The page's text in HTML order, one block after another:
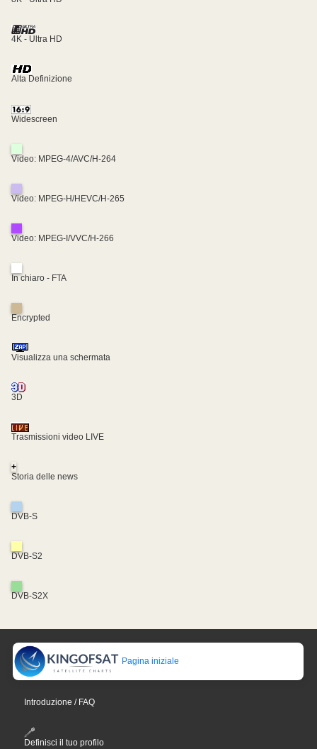
4K - Ultra HD
Alta Definizione
Widescreen
Video: MPEG-4/AVC/H-264
Video: MPEG-H/HEVC/H-265
Video: MPEG-I/VVC/H-266
In chiaro - FTA
Encrypted
Visualizza una schermata
3D
Trasmissioni video LIVE
+
Storia delle news
DVB-S
DVB-S2
DVB-S2X
Pagina iniziale
Introduzione / FAQ
Definisci il tuo profilo